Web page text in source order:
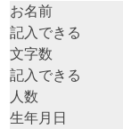
お名前
記入できる
文字数
記入できる
人数
生年月日